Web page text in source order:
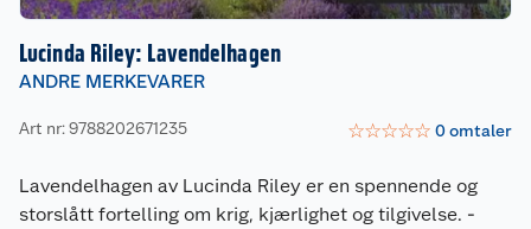
Lucinda Riley: Lavendelhagen
ANDRE MERKEVARER
Art nr: 9788202671235 ☆☆☆☆☆ 0omtaler
Lavendelhagen av Lucinda Riley er en spennende og
storslått fortelling om krig, kjærlighet og tilgivelse. -